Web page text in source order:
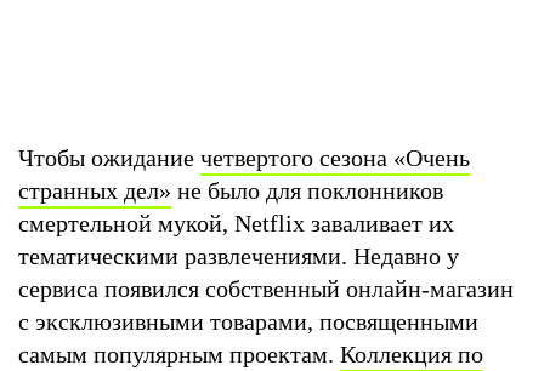
Чтобы ожидание четвертого сезона «Очень
странных дел» не было для поклонников
смертельной мукой, Netflix заваливает их
тематическими развлечениями. Недавно у
сервиса появился собственный онлайн-магазин
с эксклюзивными товарами, посвященными
самым популярным проектам. Коллекция по